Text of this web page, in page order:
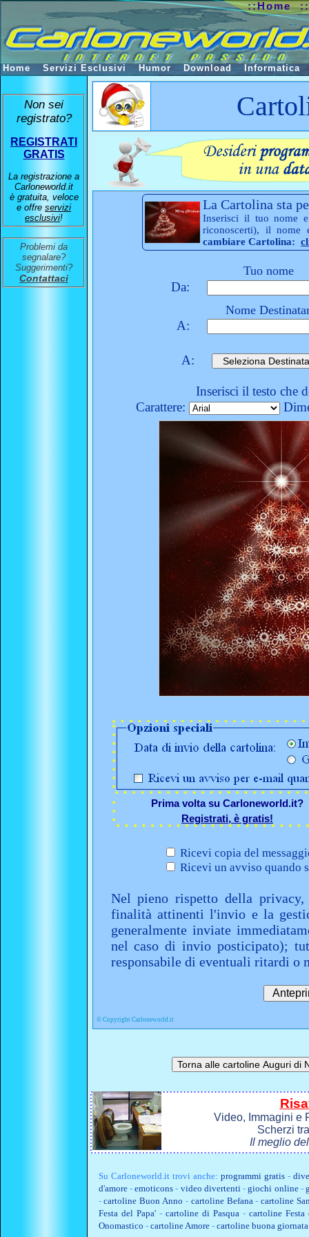
La Cartolina sta
Inserisci il tuo nome
riconoscerti), il
cambiare Cartolina:
Tuo nome
Da:
Nome
A:
A:
Inserisci il testo che
Carattere:
Prima volta su Carloneworld.it?
Registrati, è gratis!
Ricevi copia del
Ricevi un avviso quando
Nel pieno rispetto della
finalità attinenti l'invio e la
generalmente inviate
nel caso di invio posticipato);
responsabile di eventuali ritardi o
© Copyright Carloneworld.it
Video, Immagini e
Scherzi
Il meglio
Su Carloneworld.ittrovi anche: programmi gratis-
d'amore-emoticons - video divertenti-giochi online-
-cartoline Buon Anno - cartoline Befana-cartoline
Festa del Papa'- cartoline di Pasqua- cartoline Festa
Onomastico - cartoline Amore- cartoline buona giornata
Non sei
registrato?
REGISTRATI
GRATIS
La registrazione a
Carloneworld.it
è gratuita, veloce
e offre servizi
esclusivi!
Problemi da
segnalare?
Suggerimenti?
Contattaci
::Home
Home Servizi Esclusivi Humor Download Informatica